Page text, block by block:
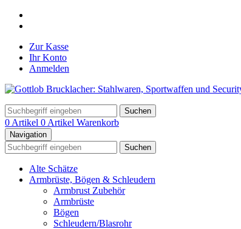
Zur Kasse
Ihr Konto
Anmelden
Suchen
0 Artikel 0 Artikel Warenkorb
Navigation
Suchen
Alte Schätze
Armbrüste, Bögen & Schleudern
Armbrust Zubehör
Armbrüste
Bögen
Schleudern/Blasrohr